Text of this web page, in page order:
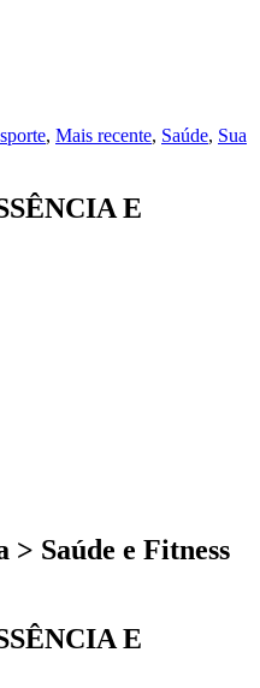
, Mais recente, Saúde, Sua
E
> Saúde e Fitness
E